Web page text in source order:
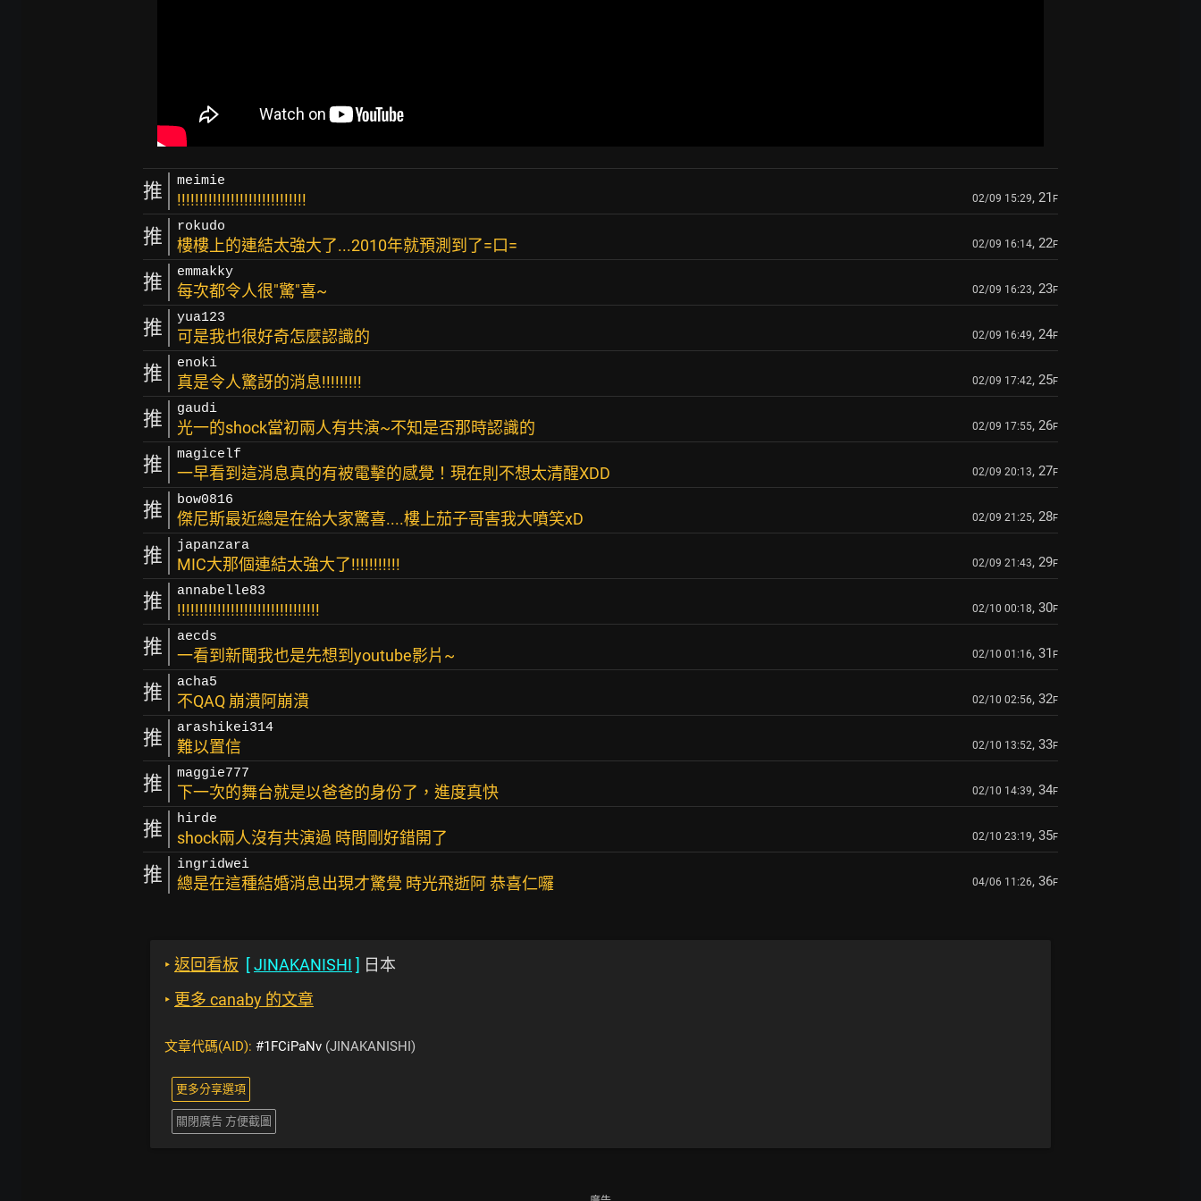
推 meimie
!!!!!!!!!!!!!!!!!!!!!!!!!!!!! 02/09 15:29, 21 F
推 rokudo
樓樓上的連結太強大了...2010年就預測到了=口= 02/09 16:14, 22F
推 emmakky
每次都令人很"驚"喜~ 02/09 16:23, 23F
推 yua123
可是我也很好奇怎麼認識的 02/09 16:49, 24F
推 enoki
真是令人驚訝的消息!!!!!!!!! 02/09 17:42, 25F
推 gaudi
光一的shock當初兩人有共演~不知是否那時認識的 02/09 17:55, 26F
推 magicelf
一早看到這消息真的有被電擊的感覺！現在則不想太清醒XDD 02/09 20:13, 27F
推 bow0816
傑尼斯最近總是在給大家驚喜....樓上茄子哥害我大噴笑xD 02/09 21:25, 28F
推 japanzara
MIC大那個連結太強大了!!!!!!!!!!! 02/09 21:43, 29F
推 annabelle83
!!!!!!!!!!!!!!!!!!!!!!!!!!!!!!!! 02/10 00:18, 30F
推 aecds
一看到新聞我也是先想到youtube影片~ 02/10 01:16, 31 F
推 acha5
不QAQ 崩潰阿崩潰 02/10 02:56, 32F
推 arashikei314
難以置信 02/10 13:52, 33F
推 maggie777
下一次的舞台就是以爸爸的身份了，進度真快 02/10 14:39, 34F
推 hirde
shock兩人沒有共演過 時間剛好錯開了 02/10 23:19, 35F
推 ingridwei
總是在這種結婚消息出現才驚覺 時光飛逝阿 恭喜仁囉 04/06 11:26, 36F
‣ 返回看板 [JINAKANISHI ] 日本
‣ 更多 canaby 的文章
文章代碼(AID): #1FCiPaNv (JINAKANISHI)
更多分享選項
關閉廣告 方便截圖